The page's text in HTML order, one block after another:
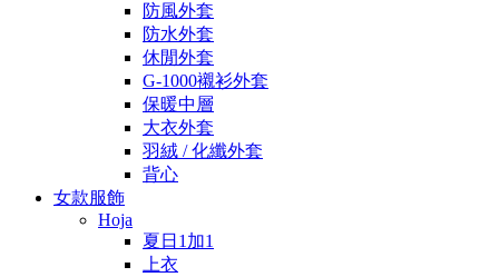
防風外套
防水外套
休閒外套
G-1000襯衫外套
保暖中層
大衣外套
羽絨 / 化纖外套
背心
女款服飾
Hoja
夏日1加1
上衣